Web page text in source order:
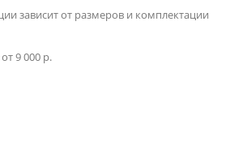
зависит от размеров и комплектации
9 000 р.